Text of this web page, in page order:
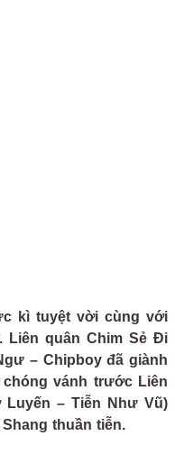
kì tuyệt vời cùng với
quân Chim Sẻ Đi
– Chipboy đã giành
vánh trước Liên
– Tiễn Như Vũ)
thuần tiễn.